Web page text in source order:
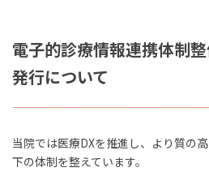
電子的診療情報連携体制
発行について
当院では医療DXを推進し、より質の
下の体制を整えています。